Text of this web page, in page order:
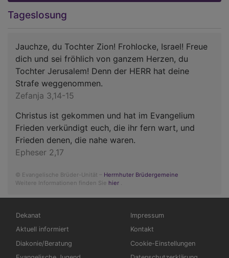
Tageslosung
Jauchze, du Tochter Zion! Frohlocke, Israel! Freue
dich und sei fröhlich von ganzem Herzen, du
Tochter Jerusalem! Denn der HERR hat deine
Strafe weggenommen.
Zefanja 3,14-15
Christus ist gekommen und hat im Evangelium
Frieden verkündigt euch, die ihr fern wart, und
Frieden denen, die nahe waren.
Epheser 2,17
© Evangelische Brüder-Unität – Herrnhuter Brüdergemeine
Weitere Informationen finden Sie hier .
Hauptnavigation
Dekanat
Aktuell informiert
Diakonie/Beratung
Fußbereichsmenü
Impressum
Kontakt
Cookie-Einstellungen